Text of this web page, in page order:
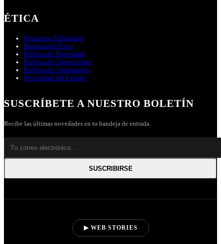
ÉTICA
Principios Editoriales
Declaración Ética
Política de Diversidad
Política de Correcciones
Política de Comentarios
Diversidad del Equipo
SUSCRÍBETE A NUESTRO BOLETÍN
Recibe las últimas novedades en tu bandeja de entrada.
SUSCRIBIRSE
▶ WEB STORIES